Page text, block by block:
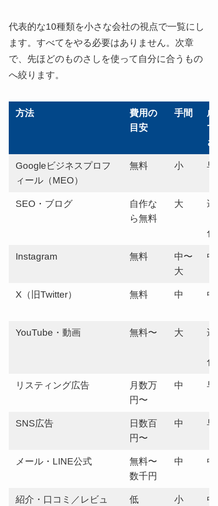
代表的な10種類を小さな会社の視点で一覧にし
ます。すべてをやる必要はありません。次章
で、先ほどのものさしを使って自分に合うもの
へ絞ります。
方法
費用の
目安
手間
で
さ
Googleビジネスプロフ
ィール（MEO）
無料 小 早
SEO・ブログ
自作な
ら無料
大
遅
化
Instagram 無料
中〜
大
中
X（旧Twitter） 無料 中 中
YouTube・動画 無料〜 大
遅
化
リスティング広告
月数万
円〜
中 早
SNS広告
日数百
円〜
中 早
メール・LINE公式
無料〜
数千円
中 中
紹介・口コミ／レビュ
低 小 中